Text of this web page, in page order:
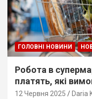
ГОЛОВНІ НОВИНИ
Робота в
платять, які
12 Червня 2025 Daria